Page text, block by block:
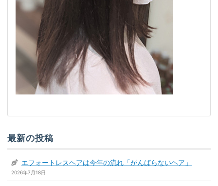
最新の投稿
エフォートレスヘアは今年の流れ「がんばらないヘア」
2026年7月18日